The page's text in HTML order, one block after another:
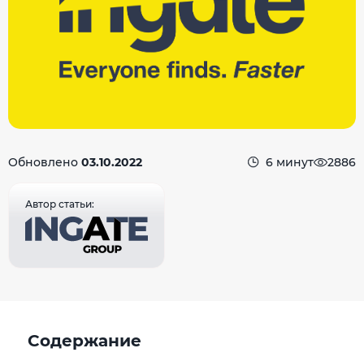
Обновлено 03.10.2022 6 минут 2886
Автор статьи:
Содержание